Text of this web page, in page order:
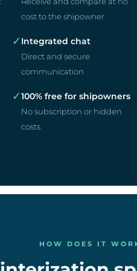
cost to the shipowner
✓ Integrated chat
Direct and secure
communication
✓100% free for shipowners
No subscription or hidden
costs
HOW DOES IT